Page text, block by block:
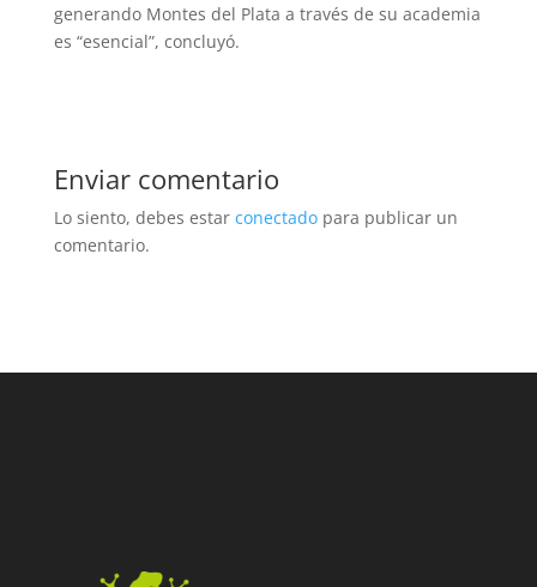
generando Montes del Plata a través de su academia
es “esencial”, concluyó.
Enviar comentario
Lo siento, debes estar conectadopara publicar un
comentario.